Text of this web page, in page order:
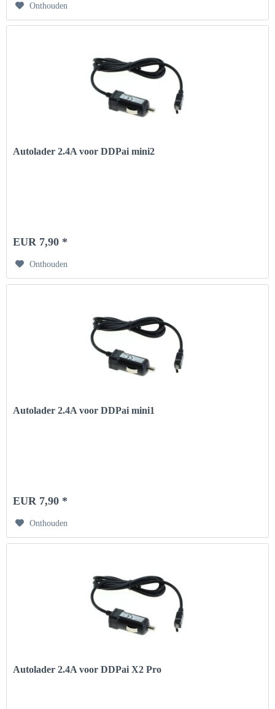
Onthouden
Autolader 2.4A voor DDPai mini2
EUR 7,90 *
Onthouden
Autolader 2.4A voor DDPai mini1
EUR 7,90 *
Onthouden
Autolader 2.4A voor DDPai X2 Pro